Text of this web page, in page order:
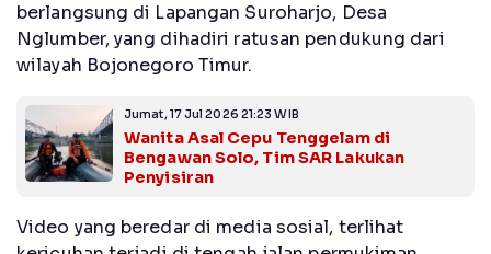
berlangsung di Lapangan Suroharjo, Desa
Nglumber, yang dihadiri ratusan pendukung dari
wilayah Bojonegoro Timur.
Jumat, 17 Jul 2026 21:23 WIB
Wanita Asal Cepu Tenggelam di
Bengawan Solo, Tim SAR Lakukan
Penyisiran
Video yang beredar di media sosial, terlihat